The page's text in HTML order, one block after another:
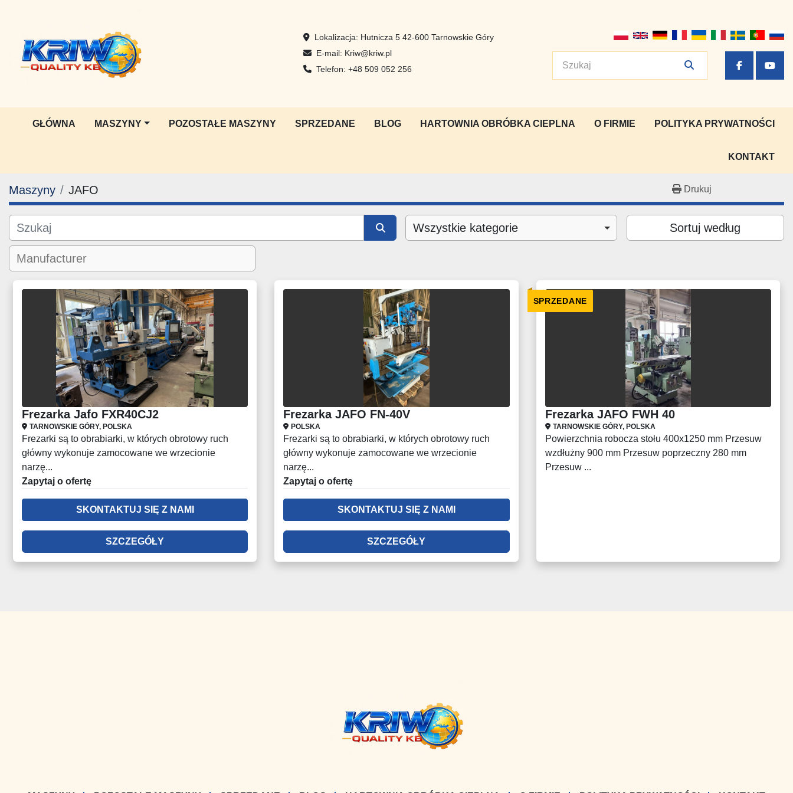
Lokalizacja: Hutnicza 5 42-600 Tarnowskie Góry
E-mail: Kriw@kriw.pl
Telefon: +48 509 052 256 facebook
GŁÓWNA MASZYNY POZOSTAŁE MASZYNY SPRZEDANE BLOG HARTOWNIA OBRÓBKA CIEPLNA O FIRMIE POLITYKA PRYWATNOŚCI
KONTAKT
Maszyny JAFO Drukuj
Wszystkie kategorie Sortuj według
Frezarka Jafo FXR40CJ2
TARNOWSKIE GÓRY, POLSKA
Frezarki są to obrabiarki, w których obrotowy ruch
główny wykonuje zamocowane we wrzecionie
narzę...
Zapytaj o ofertę
SKONTAKTUJ SIĘ Z NAMI
SZCZEGÓŁY
Frezarka JAFO FN-40V
POLSKA
Frezarki są to obrabiarki, w których obrotowy ruch
główny wykonuje zamocowane we wrzecionie
narzę...
Zapytaj o ofertę
SKONTAKTUJ SIĘ Z NAMI
SZCZEGÓŁY
SPRZEDANE
Frezarka JAFO FWH 40
TARNOWSKIE GÓRY, POLSKA
Powierzchnia robocza stołu 400x1250 mm Przesuw
wzdłużny 900 mm Przesuw poprzeczny 280 mm
Przesuw ...